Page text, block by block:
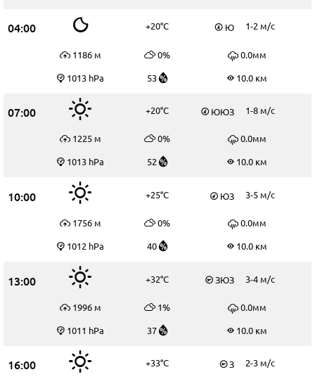
04:00 +20°C Ю 1-2 м/c
1186 м 0%
0.0мм
1013 hPa
53 10.0 км
07:00 +20°C ЮЮЗ 1-8 м/c
1225 м 0%
0.0мм
1013 hPa
52 10.0 км
10:00 +25°C ЮЗ 3-5 м/c
1756 м 0%
0.0мм
1012 hPa
40 10.0 км
13:00 +32°C ЗЮЗ 3-4 м/c
1996 м 1%
0.0мм
1011 hPa
37 10.0 км
16:00 +33°C З 2-3 м/c